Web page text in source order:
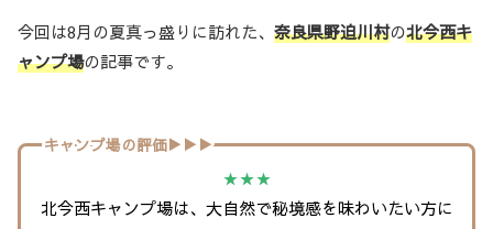
今回は8月の夏真っ盛りに訪れた、 奈良県野迫川村の北今西キ
ャンプ場の記事です。
キャンプ場の評価▶︎▶︎▶︎
★★★
北今西キャンプ場は、大自然で秘境感を味わいたい方に